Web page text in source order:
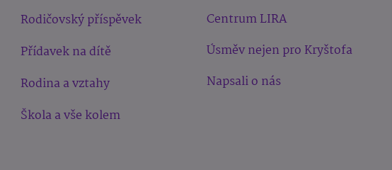
Rodičovský příspěvek
Přídavek na dítě
Rodina a vztahy
Škola a vše kolem
Centrum LIRA
Úsměv nejen pro Kryštofa
Napsali o nás